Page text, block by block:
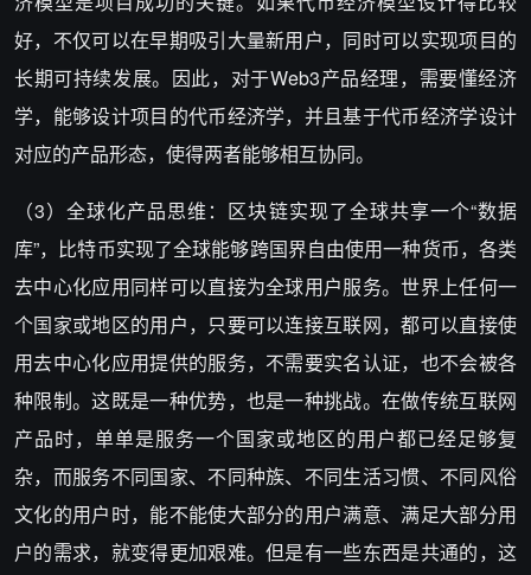
好，不仅可以在早期吸引大量新用户，同时可以实现项目的
长期可持续发展。因此，对于Web3产品经理，需要懂经济
学，能够设计项目的代币经济学，并且基于代币经济学设计
对应的产品形态，使得两者能够相互协同。
（3）全球化产品思维：区块链实现了全球共享一个“数据
库”，比特币实现了全球能够跨国界自由使用一种货币，各类
去中心化应用同样可以直接为全球用户服务。世界上任何一
个国家或地区的用户，只要可以连接互联网，都可以直接使
用去中心化应用提供的服务，不需要实名认证，也不会被各
种限制。这既是一种优势，也是一种挑战。在做传统互联网
产品时，单单是服务一个国家或地区的用户都已经足够复
杂，而服务不同国家、不同种族、不同生活习惯、不同风俗
文化的用户时，能不能使大部分的用户满意、满足大部分用
户的需求，就变得更加艰难。但是有一些东西是共通的，这